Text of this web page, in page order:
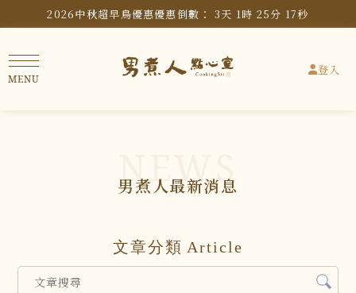
2026中秋超早鳥優惠優惠倒數： 3天 1時 25分 16秒
登入
男煮人最新消息
文章分類 Article